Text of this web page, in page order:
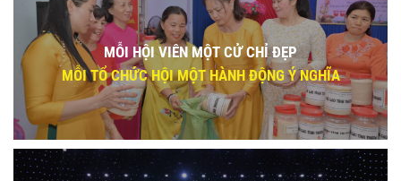
MỖI HỘI VIÊN MỘT CỬ CHỈ ĐẸP
MỖI TỔ CHỨC HỘI MỘT HÀNH ĐỘNG Ý NGHĨA